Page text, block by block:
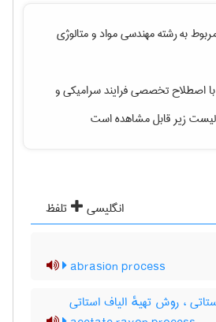
به رشتهمهندسی مواد و متالوژی
با اصطلاح تخصصیفرایند سرامیکیو
لیست زیر قابل مشاهده است
انگلیسی
تلفظ
abrasion process
، روش تهیهٔ الیاف استاتی